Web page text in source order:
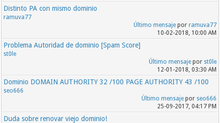
Distinto PA con mismo dominio
ramuva77
Último mensajepor ramuva77
10-02-2018, 10:00 AM
Problema Autoridad de dominio [Spam Score]
st0le
Último mensajepor st0le
12-01-2018, 03:30 AM
Dominio DOMAIN AUTHORITY 32 /100 PAGE AUTHORITY 43 /100
seo666
Último mensajepor seo666
25-09-2017, 04:17 PM
Duda sobre renovar viejo dominio!